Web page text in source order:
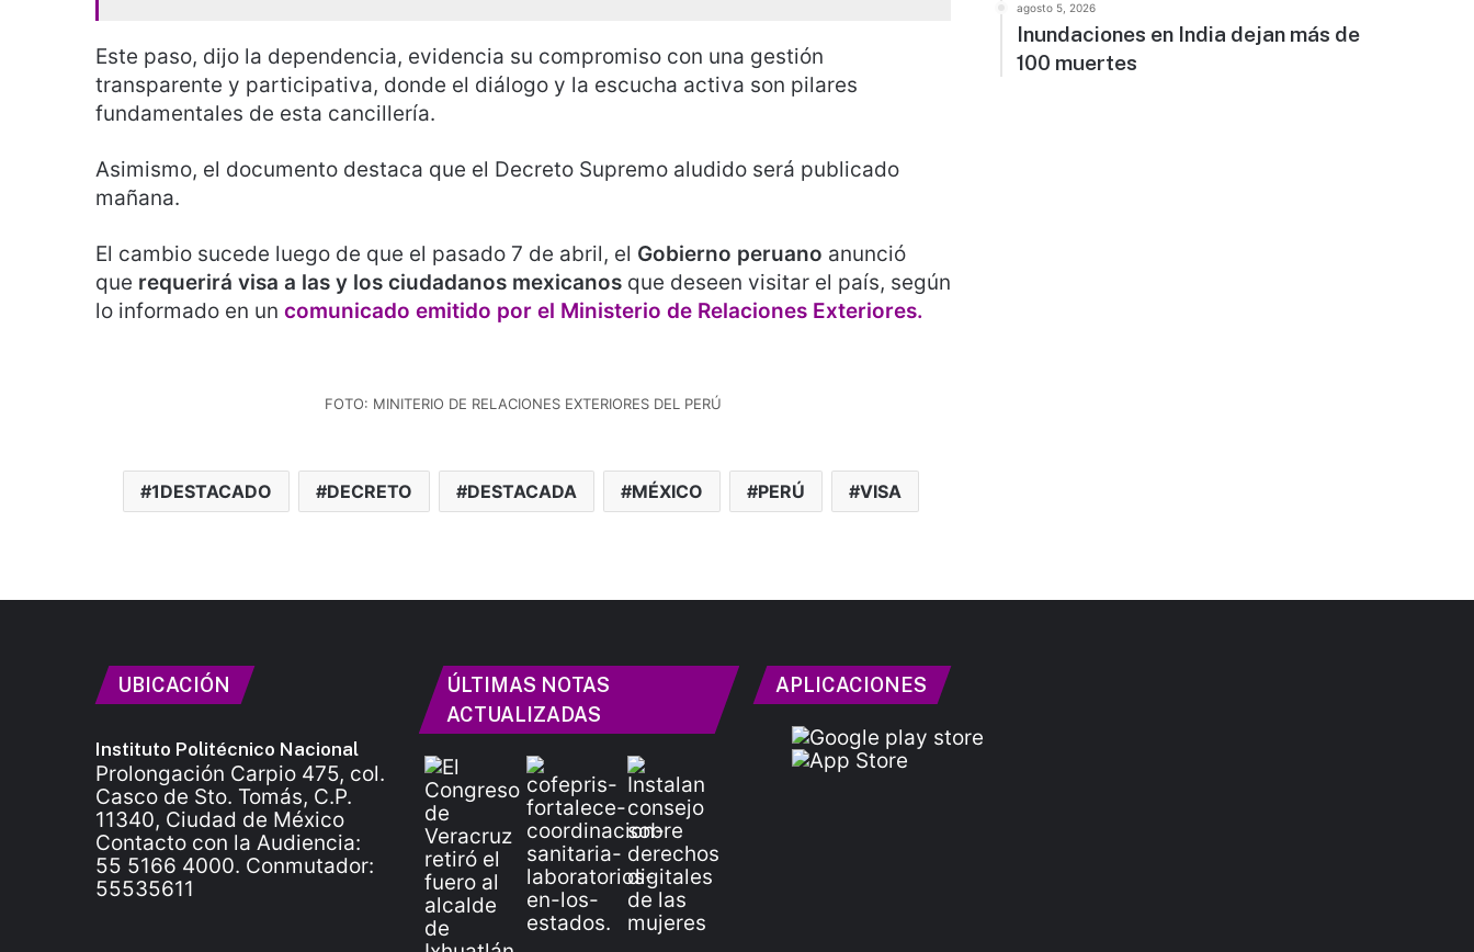
Este paso, dijo la dependencia, evidencia su compromiso con una gestión
transparente y participativa, donde el diálogo y la escucha activa son pilares
fundamentales de esta cancillería.
Asimismo, el documento destaca que el Decreto Supremo aludido será publicado
mañana.
El cambio sucede luego de que el pasado 7 de abril, el Gobierno peruano anunció
que requerirá visa a las y los ciudadanos mexicanos que deseen visitar el país, según
lo informado en un comunicado emitido por el Ministerio de Relaciones Exteriores.
FOTO: MINITERIO DE RELACIONES EXTERIORES DEL PERÚ
1DESTACADO DECRETO DESTACADA MÉXICO PERÚ VISA
agosto 5, 2026
Inundaciones en India dejan más de
100 muertes
UBICACIÓN
Instituto Politécnico Nacional
Prolongación Carpio 475, col.
Casco de Sto. Tomás, C.P.
11340, Ciudad de México
Contacto con la Audiencia:
55 5166 4000. Conmutador:
55535611
ÚLTIMAS NOTAS
ACTUALIZADAS
APLICACIONES